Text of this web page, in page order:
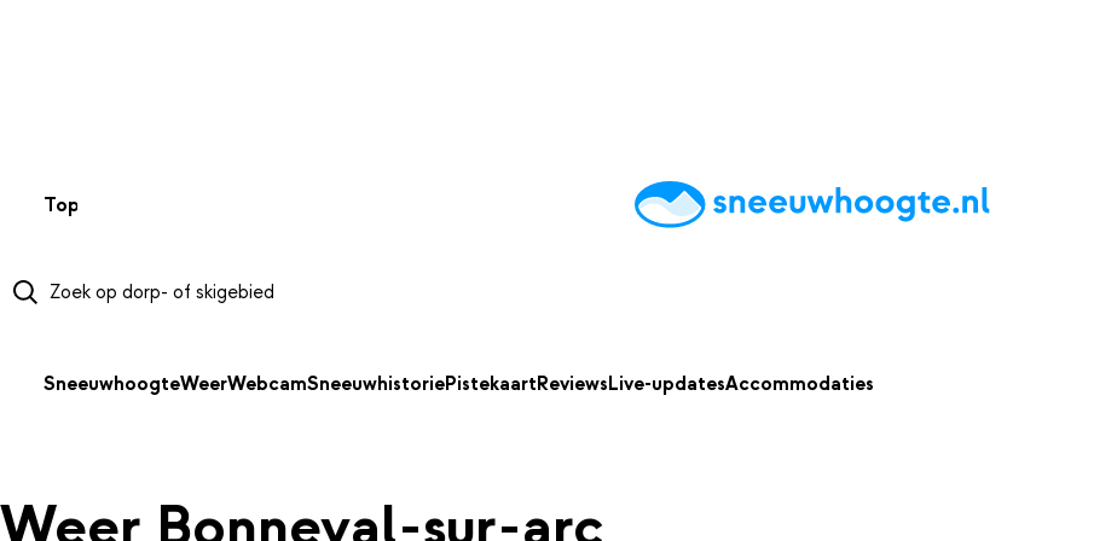
Top 50 AccommodatiesTipsReviewsLive updatesApp
SneeuwhoogteWeerWebcamSneeuwhistoriePistekaartReviewsLive-updatesAccommodaties